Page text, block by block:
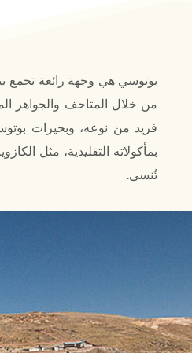
بوتوسي هي وجهة رائعة تجمع
من خلال المتاحف والجواهر
فريد من نوعه، وبحيرات
بمأكولاته التقليدية، مثل
تُنسى.